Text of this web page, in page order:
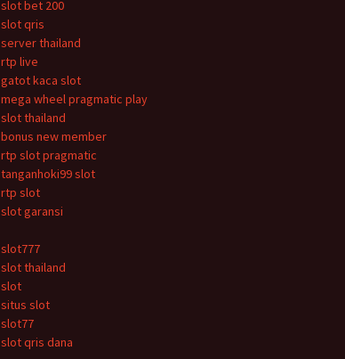
slot bet 200
slot qris
server thailand
rtp live
gatot kaca slot
mega wheel pragmatic play
slot thailand
bonus new member
rtp slot pragmatic
tanganhoki99 slot
rtp slot
slot garansi
slot777
slot thailand
slot
situs slot
slot77
slot qris dana